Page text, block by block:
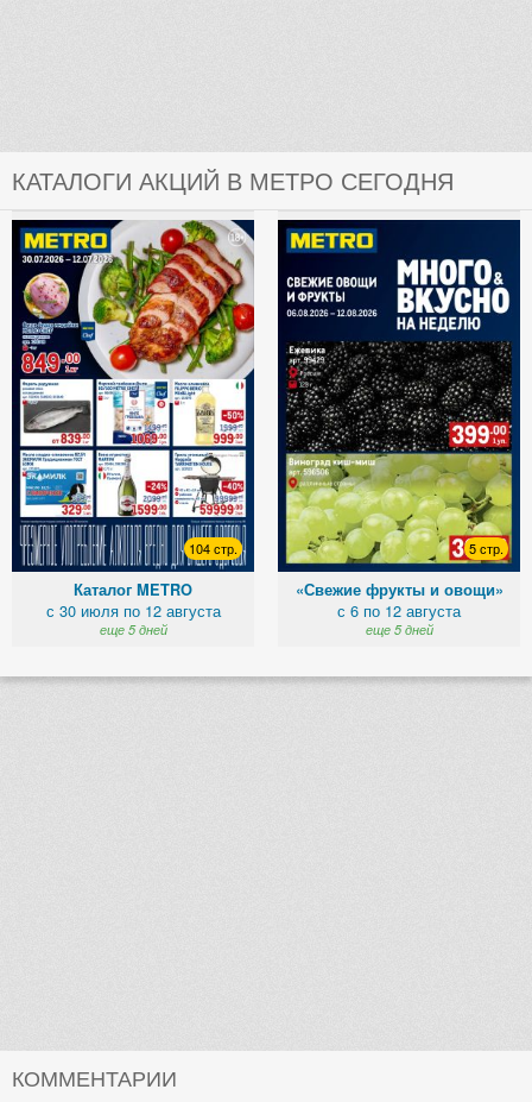
КАТАЛОГИ АКЦИЙ В МЕТРО СЕГОДНЯ
104 стр.
Каталог METRO
с 30 июля по 12 августа
еще 5 дней
5 стр.
«Свежие фрукты и овощи»
с 6 по 12 августа
еще 5 дней
КОММЕНТАРИИ